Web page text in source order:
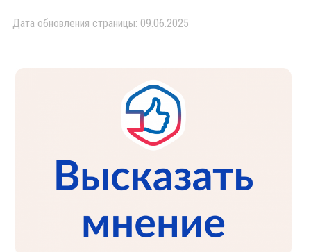
Дата обновления страницы: 09.06.2025